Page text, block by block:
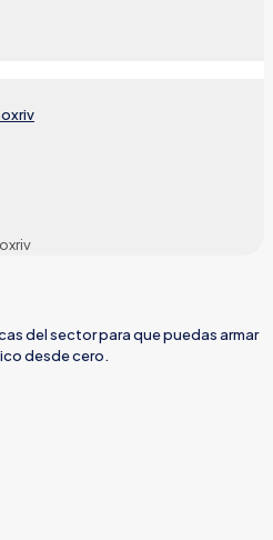
del sector para que puedas armar
desde cero.